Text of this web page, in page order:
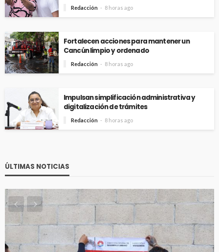
Redacción 8 horas ago
Fortalecen acciones para mantener un
Cancún limpio y ordenado
Redacción 8 horas ago
Impulsan simplificación administrativa y
digitalización de trámites
Redacción 8 horas ago
ÚLTIMAS NOTICIAS